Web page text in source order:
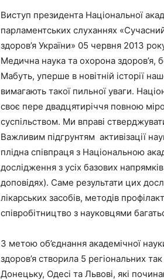
Виступ президента Національної
парламентських слуханнях
здоров’я України» 05 червня 2013
Медична наука та охорона здоров’я,
Мабуть, уперше в новітній історії
вимагають такої пильної уваги.
своє пере двадцятиріччя повною
суспільством. Ми вправі
Важливим підгрунтям активізації
плідна співпраця з Національною
дослідження з усіх базових
доповідях). Саме результати цих
лікарських засобів, методів
співробітництво з науковцями
З метою об’єднання академічної
здоров’я створила 5 регіональних
Донецьку, Одесі та Львові, які